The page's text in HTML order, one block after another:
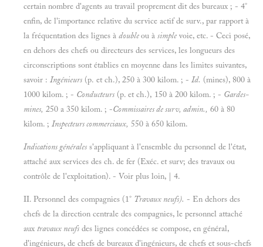
certain nombre d'agents au travail proprement dit des bureaux ; - 4°
enfin, de l'importance relative du service actif de surv., par rapport à
la fréquentation des lignes à doubleou à simple voie, etc. - Ceci posé,
en dehors des chefs ou directeurs des services, les longueurs des
circonscriptions sont établies en moyenne dans les limites suivantes,
savoir : Ingénieurs (p. et ch.), 250 à 300 kilom. ; - Id. (mines), 800 à
1000 kilom. ; - Conducteurs (p. et ch.), 150 à 200 kilom. ; - Gardes-
mines, 250 a 350 kilom. ; -Commissaires de surv, admin., 60 à 80
kilom. ; Inspecteurs commerciaux, 550 à 650 kilom.
Indications générales s'appliquant à l'ensemble du personnel de l'état,
attaché aux services des ch. de fer (Exéc. et surv; des travaux ou
contrôle de l'exploitation). - Voir plus loin, | 4.
II. Personnel des compagnies (1° Travaux neufs). - En dehors des
chefs de la direction centrale des compagnies, le personnel attaché
aux travaux neufs des lignes concédées se compose, en général,
d'ingénieurs, de chefs de bureaux d'ingénieurs, de chefs et sous-chefs